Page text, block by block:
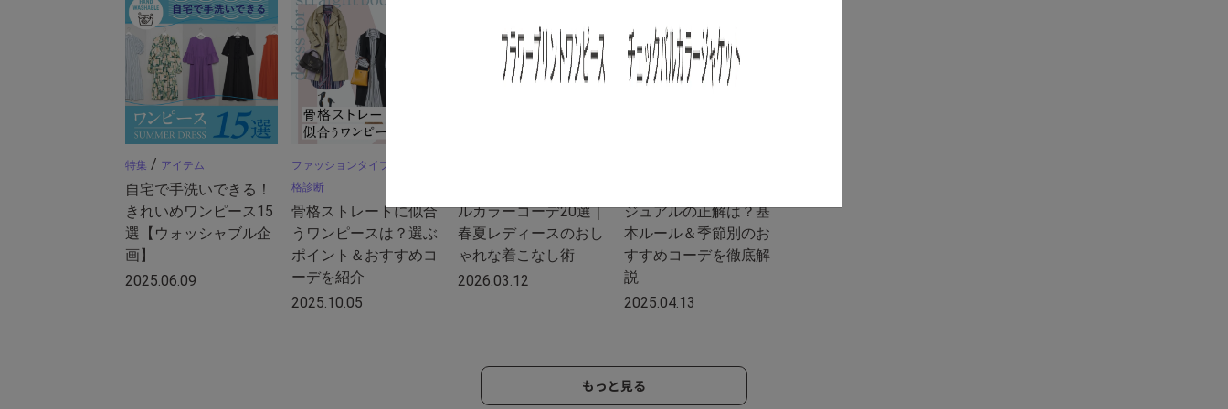
特集 / アイテム
自宅で手洗いできる！
きれいめワンピース15
選【ウォッシャブル企
画】
2025.06.09
ファッションタイプ診断
格診断
骨格ストレートに似合
うワンピースは？選ぶ
ポイント＆おすすめコ
ーデを紹介
2025.10.05
ルカラーコーデ20選｜
春夏レディースのおし
ゃれな着こなし術
2026.03.12
ジュアルの正解は？基
本ルール＆季節別のお
すすめコーデを徹底解
説
2025.04.13
もっと見る